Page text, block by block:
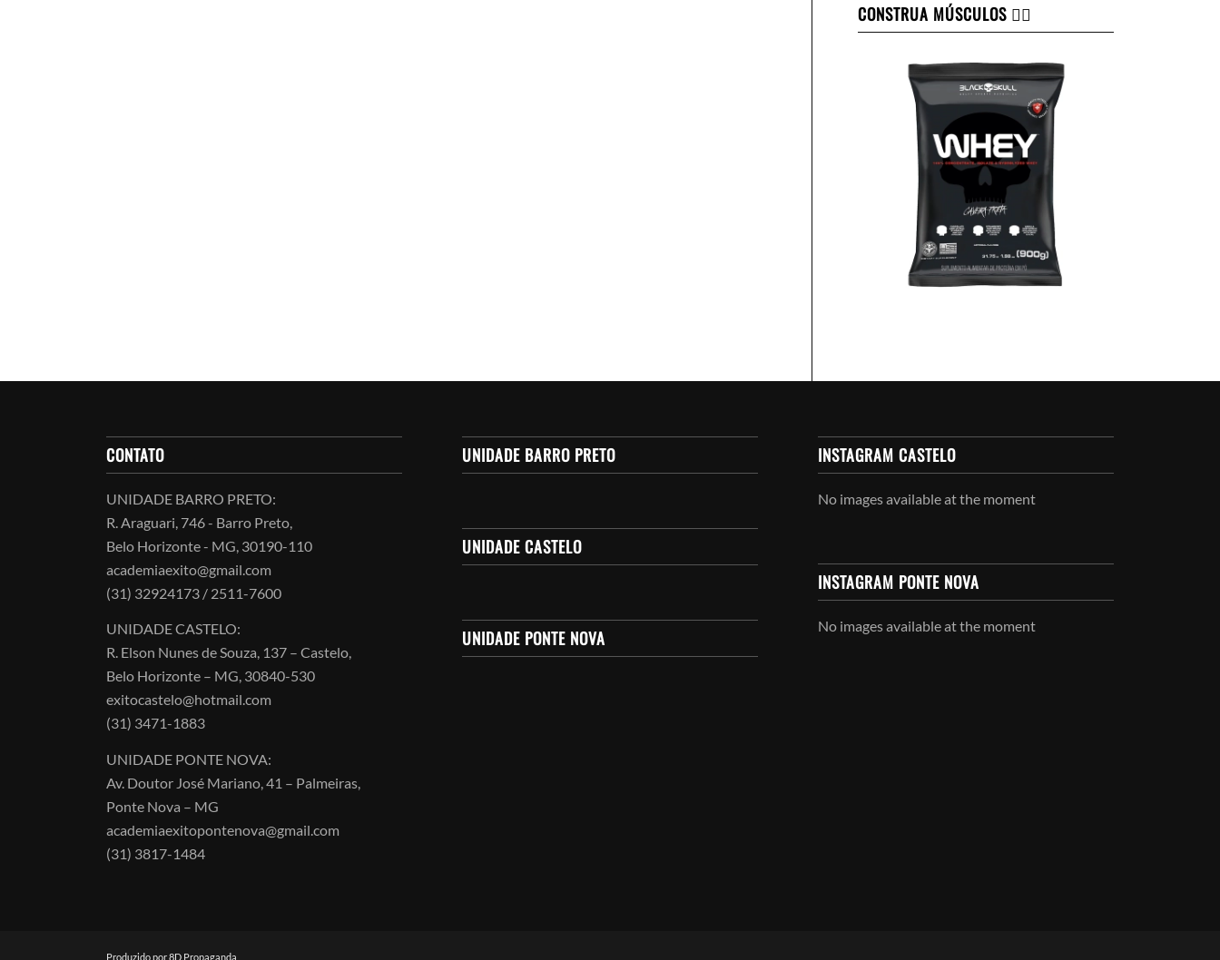
CONSTRUA MÚSCULOS 👇🏻
CONTATO
UNIDADE BARRO PRETO:
R. Araguari, 746 - Barro Preto,
Belo Horizonte - MG, 30190-110
academiaexito@gmail.com
(31) 32924173 / 2511-7600
UNIDADE CASTELO:
R. Elson Nunes de Souza, 137 – Castelo,
Belo Horizonte – MG, 30840-530
exitocastelo@hotmail.com
(31) 3471-1883
UNIDADE PONTE NOVA:
Av. Doutor José Mariano, 41 – Palmeiras,
Ponte Nova – MG
academiaexitopontenova@gmail.com
(31) 3817-1484
UNIDADE BARRO PRETO
UNIDADE CASTELO
UNIDADE PONTE NOVA
INSTAGRAM CASTELO
No images available at the moment
INSTAGRAM PONTE NOVA
No images available at the moment
Produzido por 8D Propaganda